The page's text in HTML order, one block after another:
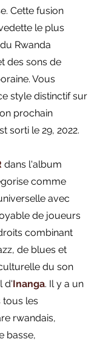
Cette fusion
le plus
Rwanda
des sons de
Vous
style distinctif sur
prochain
sorti le 29, 2022.
dans l'album
comme
avec
de joueurs
combinant
de blues et
du son
d'Inanga. Il y a un
tous les
rwandais,
basse,